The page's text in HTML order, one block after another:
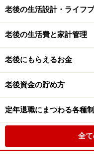
老後の生活設計・ライフ
老後の生活費と家計管理
老後にもらえるお金
老後資金の貯め方
定年退職にまつわる各種
全